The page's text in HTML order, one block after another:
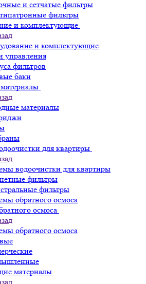
и сетчатые фильтры
фильтры
и комплектующие
и комплектующие
управления
фильтров
баки
материалы
для квартиры
водоочистки для квартиры
фильтры
фильтры
обратного осмоса
осмоса
обратного осмоса
материалы